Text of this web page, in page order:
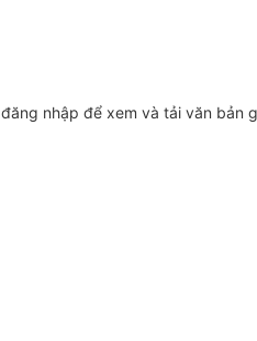
đăng nhập để xem và tải văn bản